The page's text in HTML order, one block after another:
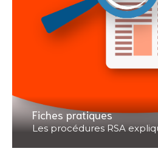
Fiches pratiques
Les procédures RSA